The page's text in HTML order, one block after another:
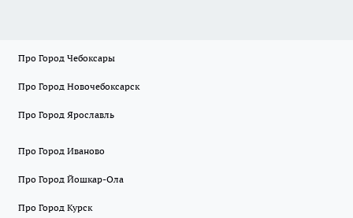
Про Город Чебоксары
Про Город Новочебоксарск
Про Город Ярославль
Про Город Иваново
Про Город Йошкар-Ола
Про Город Курск